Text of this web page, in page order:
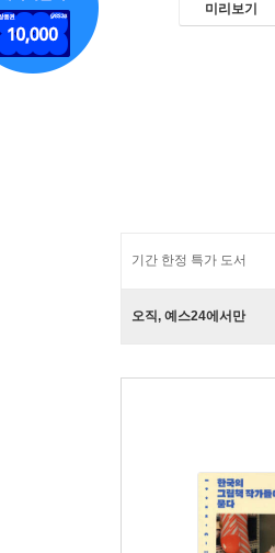
미리보기
기간 한정 특가 도서
오직, 예스24에서만